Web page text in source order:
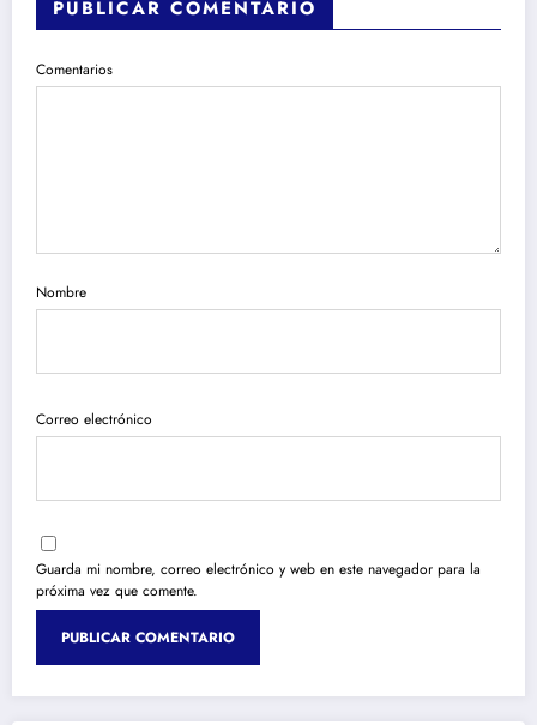
PUBLICAR COMENTARIO
Comentarios
Nombre
Correo electrónico
Guarda mi nombre, correo electrónico y web en este navegador para la
próxima vez que comente.